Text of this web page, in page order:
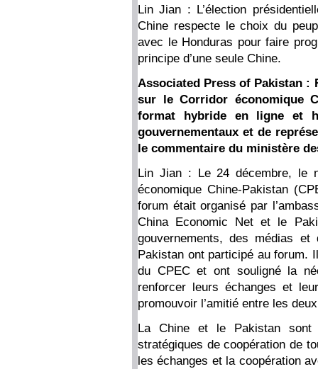
Lin Jian : L’élection
Chine respecte le choix du
avec le Honduras pour faire
principe d’une seule Chine.
Associated Press of Pakistan :
sur le Corridor économique
format hybride en ligne et
gouvernementaux et de
le commentaire du ministère
Lin Jian : Le 24 décembre, le
économique Chine-Pakistan
forum était organisé par
China Economic Net et le
gouvernements, des médias
Pakistan ont participé au forum.
du CPEC et ont souligné la
renforcer leurs échanges et
promouvoir l’amitié entre les
La Chine et le Pakistan sont
stratégiques de coopération de
les échanges et la coopération